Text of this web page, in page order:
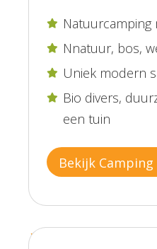

 Uniek modern
 Nnatuur, bos,

Bio divers,
een tuin
Bekijk Camping